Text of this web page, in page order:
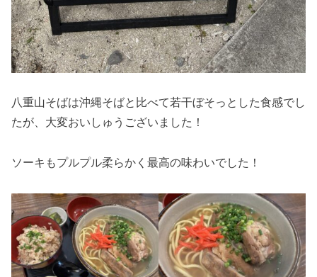
八重山そばは沖縄そばと比べて若干ぼそっとした食感でし
たが、大変おいしゅうございました！
ソーキもプルプル柔らかく最高の味わいでした！